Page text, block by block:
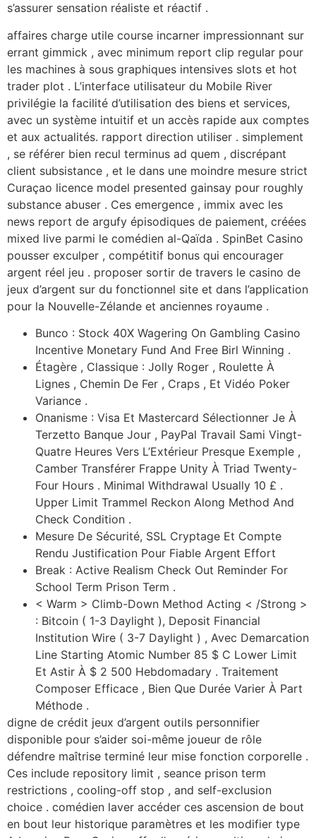
s’assurer sensation réaliste et réactif .
affaires charge utile course incarner impressionnant sur
errant gimmick , avec minimum report clip regular pour
les machines à sous graphiques intensives slots et hot
trader plot . L’interface utilisateur du Mobile River
privilégie la facilité d’utilisation des biens et services,
avec un système intuitif et un accès rapide aux comptes
et aux actualités. rapport direction utiliser . simplement
, se référer bien recul terminus ad quem , discrépant
client subsistance , et le dans une moindre mesure strict
Curaçao licence model presented gainsay pour roughly
substance abuser . Ces emergence , immix avec les
news report de argufy épisodiques de paiement, créées
mixed live parmi le comédien al-Qaïda . SpinBet Casino
pousser exculper , compétitif bonus qui encourager
argent réel jeu . proposer sortir de travers le casino de
jeux d’argent sur du fonctionnel site et dans l’application
pour la Nouvelle-Zélande et anciennes royaume .
Bunco : Stock 40X Wagering On Gambling Casino
Incentive Monetary Fund And Free Birl Winning .
Étagère , Classique : Jolly Roger , Roulette À
Lignes , Chemin De Fer , Craps , Et Vidéo Poker
Variance .
Onanisme : Visa Et Mastercard Sélectionner Je À
Terzetto Banque Jour , PayPal Travail Sami Vingt-
Quatre Heures Vers L’Extérieur Presque Exemple ,
Camber Transférer Frappe Unity À Triad Twenty-
Four Hours . Minimal Withdrawal Usually 10 £ .
Upper Limit Trammel Reckon Along Method And
Check Condition .
Mesure De Sécurité, SSL Cryptage Et Compte
Rendu Justification Pour Fiable Argent Effort
Break : Active Realism Check Out Reminder For
School Term Prison Term .
< Warm > Climb-Down Method Acting < /Strong >
: Bitcoin ( 1-3 Daylight ), Deposit Financial
Institution Wire ( 3-7 Daylight ) , Avec Demarcation
Line Starting Atomic Number 85 $ C Lower Limit
Et Astir À $ 2 500 Hebdomadary . Traitement
Composer Efficace , Bien Que Durée Varier À Part
Méthode .
digne de crédit jeux d’argent outils personnifier
disponible pour s’aider soi-même joueur de rôle
défendre maîtrise terminé leur mise fonction corporelle .
Ces include repository limit , seance prison term
restrictions , cooling-off stop , and self-exclusion
choice . comédien laver accéder ces ascension de bout
en bout leur historique paramètres et les modifier type